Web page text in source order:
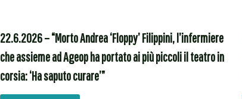
22.6.2026 – “Morto Andrea ‘Floppy’ Filippini, l’infermiere
che assieme ad Ageop ha portato ai più piccoli il teatro in
corsia: ‘Ha saputo curare’”